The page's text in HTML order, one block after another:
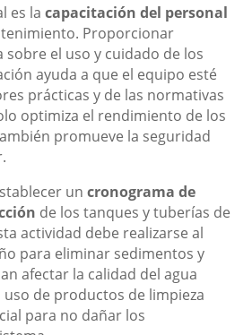
es lacapacitación del personal
Proporcionar
el uso y cuidado de los
ayuda a que el equipo esté
prácticas y de las normativas
optimiza el rendimiento de los
promueve la seguridad
uncronograma de
de los tanques y tuberías de
actividad debe realizarse al
para eliminar sedimentos y
afectar la calidad del agua
de productos de limpieza
para no dañar los